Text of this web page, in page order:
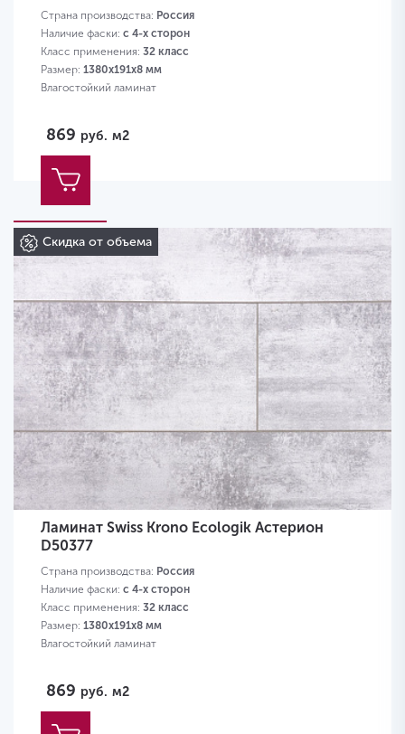
Страна производства: Россия
Наличие фаски: с 4-х сторон
Класс применения: 32 класс
Размер: 1380х191х8 мм
Влагостойкий ламинат
869 руб. м2
Скидка от объема
Ламинат Swiss Krono Ecologik Астерион
D50377
Страна производства: Россия
Наличие фаски: с 4-х сторон
Класс применения: 32 класс
Размер: 1380х191х8 мм
Влагостойкий ламинат
869 руб. м2